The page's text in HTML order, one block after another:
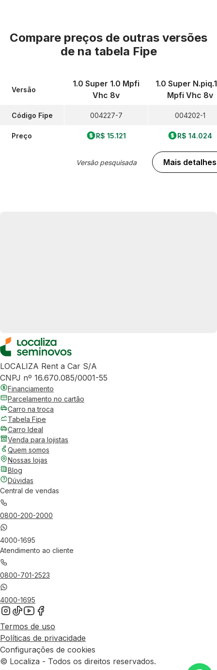
Compare preços de outras versões
de na tabela Fipe
Versão
Código Fipe
Preço
1.0 Super 1.0 Mpfi
Vhc 8v
004227-7
R$ 15.121
Versão pesquisada
1.0 Super
Mpfi Vhc 8v
004202-1
R$ 14.024
Mais detalhes
LOCALIZA Rent a Car S/A
CNPJ nº 16.670.085/0001-55
Financiamento
Parcelamento no cartão
Carro na troca
Tabela Fipe
Carro Ideal
Venda para lojistas
Quem somos
Nossas lojas
Blog
Dúvidas
Central de vendas
0800-200-2000
4000-1695
Atendimento ao cliente
0800-701-2523
4000-1695
Termos de uso
Políticas de privacidade
Configurações de cookies
© Localiza - Todos os direitos reservados.